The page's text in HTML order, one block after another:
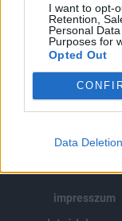
I want to opt-
Retention,
Personal
Purposes for
Opted Out
Data Deletion
MÁR
impresszum